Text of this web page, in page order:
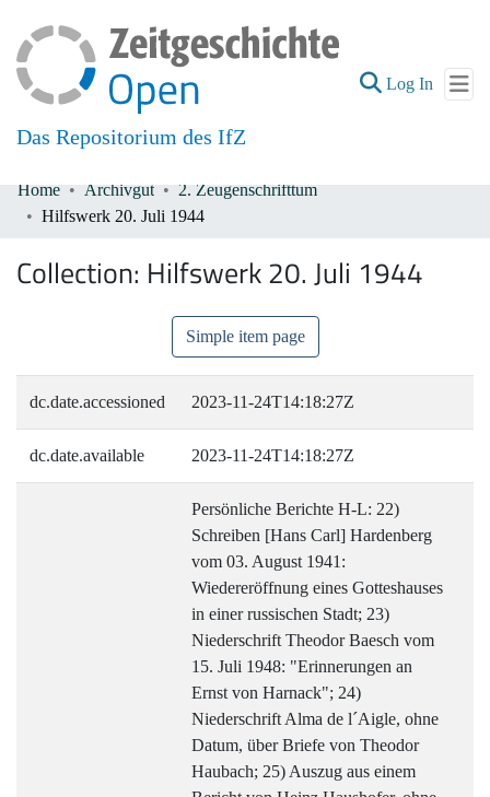
Das Repositorium des IfZ
Log In (current)
Communities & Collections
Home Archivgut
2. Zeugenschrifttum
Hilfswerk 20. Juli 1944
Collection: Hilfswerk 20. Juli 1944
Simple item page
dc.date.accessioned 2023-11-24T14:18:27Z
dc.date.available 2023-11-24T14:18:27Z
Persönliche Berichte H-L: 22)
Schreiben [Hans Carl] Hardenberg
vom 03. August 1941:
Wiedereröffnung eines Gotteshauses
in einer russischen Stadt; 23)
Niederschrift Theodor Baesch vom
15. Juli 1948: "Erinnerungen an
Ernst von Harnack"; 24)
Niederschrift Alma de l´Aigle, ohne
Datum, über Briefe von Theodor
Haubach; 25) Auszug aus einem